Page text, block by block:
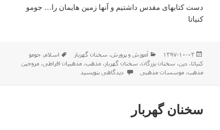
دست کتابهای مقدس داشتیم و آنها زمین هایمان را… جومو
کنیاتا
ارسال
شده
در
۱۳۹۷-۱۰-۰۳ دسته‌ها
آموزش و پرورش، سخنان گهربار برچسب‌ها
اسلام،جومو
کنیاتا، دین، سخنان بزرگان، سخنان گهربار ،مذهب،مذهبیان افراطی،مروجین
مذهب،موسسات مذهبی برای سخنان گهربار
دیدگاهی بنویسید
سخنان گهربار